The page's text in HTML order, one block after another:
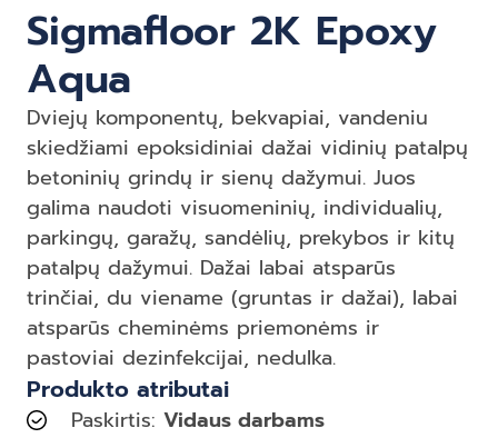
Sigmafloor 2K Epoxy
Aqua
Dviejų komponentų, bekvapiai, vandeniu
skiedžiami epoksidiniai dažai vidinių patalpų
betoninių grindų ir sienų dažymui. Juos
galima naudoti visuomeninių, individualių,
parkingų, garažų, sandėlių, prekybos ir kitų
patalpų dažymui. Dažai labai atsparūs
trinčiai, du viename (gruntas ir dažai), labai
atsparūs cheminėms priemonėms ir
pastoviai dezinfekcijai, nedulka.
Produkto atributai
Paskirtis: Vidaus darbams